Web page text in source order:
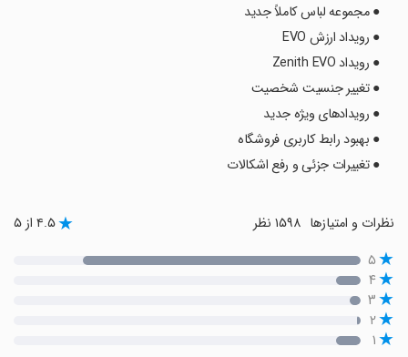
● مجموعه لباس کاملاً جدید
● رویداد ارزش EVO
● رویداد Zenith EVO
● تغییر جنسیت شخصیت
● رویدادهای ویژه جدید
● بهبود رابط کاربری فروشگاه
● تغییرات جزئی و رفع اشکالات
نظرات و امتیازها ۴.۵ از ۵
۵
۴
۳
۲
۱